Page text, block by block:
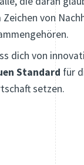
Zeichen von
dich von
Standard für
setzen.